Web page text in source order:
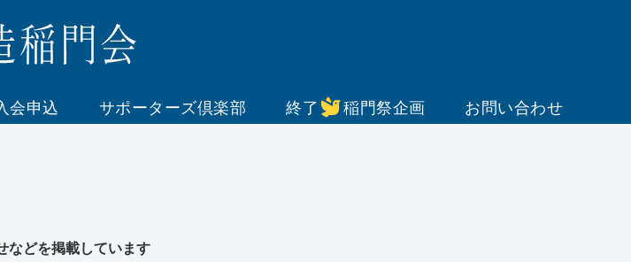
会申込 サポーターズ倶楽部 終了 稲門祭企画 お問い合わせ
などを掲載しています